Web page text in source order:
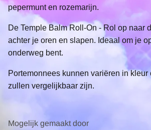
pepermunt en rozemarijn.
De Temple Balm Roll-On - Rol op naar
achter je oren en slapen. Ideaal om je
onderweg bent.
Portemonnees kunnen variëren in kleur
zullen vergelijkbaar zijn.
Mogelijk gemaakt door